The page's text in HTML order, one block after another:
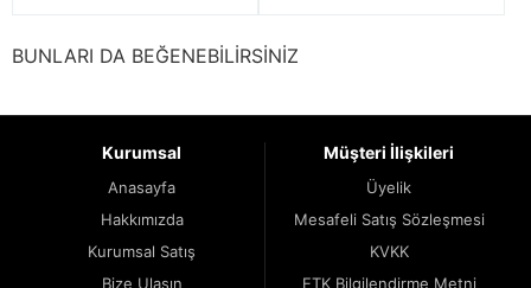
BUNLARI DA BEĞENEBİLİRSİNİZ
Kurumsal
Anasayfa
Hakkımızda
Kurumsal Satış
Bize Ulaşın
Müşteri İlişkileri
Üyelik
Mesafeli Satış Sözleşmesi
KVKK
ETK Bilgilendirme Metni